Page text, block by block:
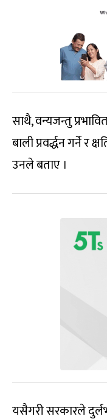
साथै, वन्यजन्तु
बाली प्रवर्द्धन गर्ने र
उनले बताए ।
यसैगरी सरकारले